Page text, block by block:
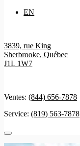
EN
3839, rue King
Sherbrooke, Québec
J1L 1W7
Ventes: (844) 656-7878
Service: (819) 563-7878